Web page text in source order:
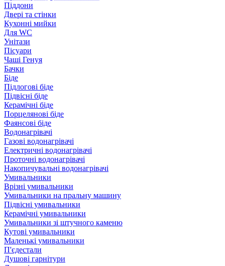
Піддони
Двері та стінки
Кухонні мийки
Для WC
Унітази
Пісуари
Чаші Генуя
Бачки
Біде
Підлогові біде
Підвісні біде
Керамічні біде
Порцелянові біде
Фаянсові біде
Водонагрівачі
Газові водонагрівачі
Електричні водонагрівачі
Проточні водонагрівачі
Накопичувальні водонагрівачі
Умивальники
Врізні умивальники
Умивальники на пральну машину
Підвісні умивальники
Керамічні умивальники
Умивальники зі штучного каменю
Кутові умивальники
Маленькі умивальники
П'єдестали
Душові гарнітури